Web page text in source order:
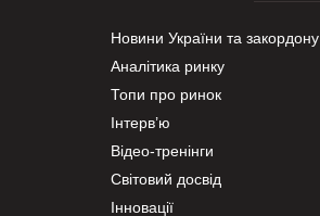
Новини України та закордону
Аналітика ринку
Топи про ринок
Інтерв’ю
Відео-тренінги
Світовий досвід
Інновації